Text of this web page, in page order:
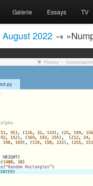
Galerie Essays TV
August 2022 →